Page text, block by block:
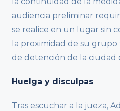
la continuidad de la
audiencia preliminar
se realice en un lugar sin
la proximidad de su
de detención de la ciudad
Huelga y disculpas
Tras escuchar a la jueza,